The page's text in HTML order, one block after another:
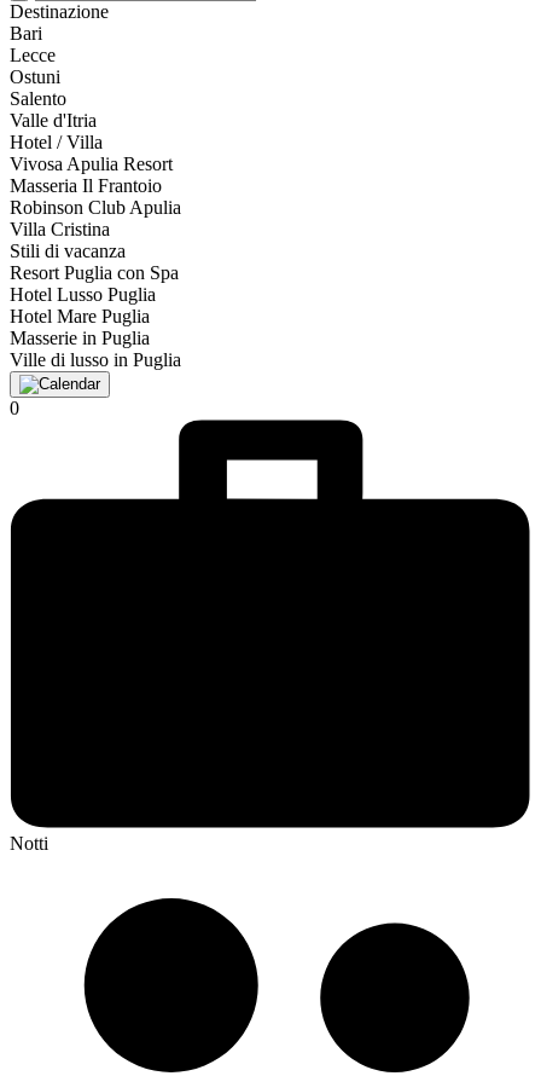
Destinazione
Bari
Lecce
Ostuni
Salento
Valle d'Itria
Hotel / Villa
Vivosa Apulia Resort
Masseria Il Frantoio
Robinson Club Apulia
Villa Cristina
Stili di vacanza
Resort Puglia con Spa
Hotel Lusso Puglia
Hotel Mare Puglia
Masserie in Puglia
Ville di lusso in Puglia
0
Notti